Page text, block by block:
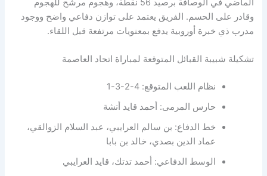
الماضي في الوصافة برصيد 56 نقطة، وهجوم مرشح للهجوم
وقادر على الحسم. الفريق يعتمد على توازن دفاعي واضح ووجود
مدرب ذي خبرة أوروبية يدفع بمعنويات مرتفعة قبل اللقاء.
تشكيلة شبيبة القبائل المتوقعة لمباراة اتحاد العاصمة
نظام اللعب المتوقع: 4-2-3-1
حارس المرمى: أحمد قايد أتشة
خط الدفاع: بن سالم العرايبي، عبد السلام الزوالقي،
عماد الدين بصدي، خالد بن بابا
الوسط الدفاعي: أحمد تدتك، قايد العرايبي